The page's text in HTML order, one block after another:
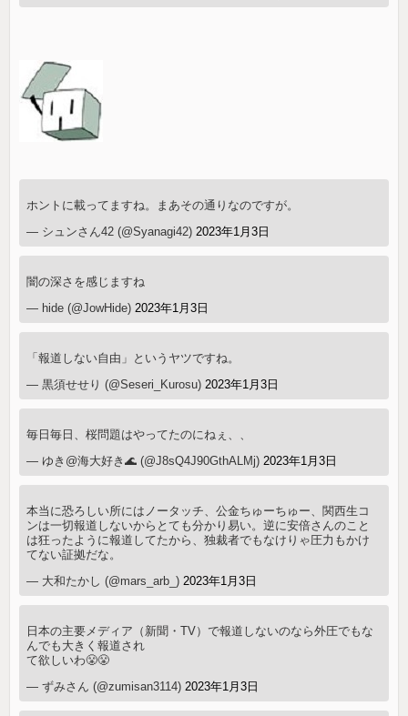
ホントに載ってますね。まあその通りなのですが。
— シュンさん42 (@Syanagi42) 2023年1月3日
闇の深さを感じますね
— hide (@JowHide) 2023年1月3日
「報道しない自由」というヤツですね。
— 黒須せせり (@Seseri_Kurosu) 2023年1月3日
毎日毎日、桜問題はやってたのにねぇ、、
— ゆき@海大好き🌊 (@J8sQ4J90GthALMj) 2023年1月3日
本当に恐ろしい所にはノータッチ、公金ちゅーちゅー、関西生コ
ンは一切報道しないからとても分かり易い。逆に安倍さんのこと
は狂ったように報道してたから、独裁者でもなけりゃ圧力もかけ
てない証拠だな。
— 大和たかし (@mars_arb_) 2023年1月3日
日本の主要メディア（新聞・TV）で報道しないのなら外圧でもな
んでも大きく報道され
て欲しいわ😤😤
— ずみさん (@zumisan3114) 2023年1月3日